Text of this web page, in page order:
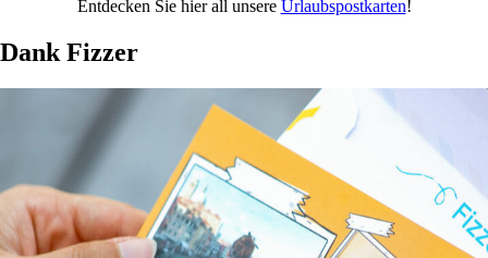
Entdecken Sie hier all unsere Urlaubspostkarten!
Dank Fizzer